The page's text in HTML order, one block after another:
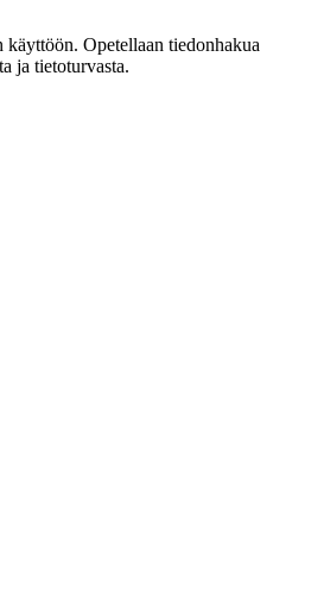
Opetellaan tiedonhakua
ja tietoturvasta.